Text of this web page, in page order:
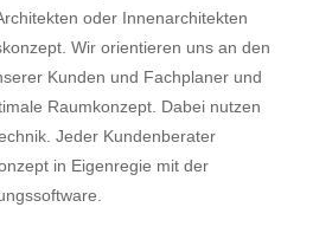
oder Innenarchitekten
Wir orientieren uns an den
Kunden und Fachplaner und
Raumkonzept. Dabei nutzen
Jeder Kundenberater
in Eigenregie mit der